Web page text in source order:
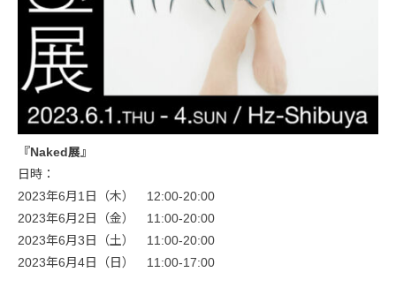
『Naked展』
日時：
2023年6月1日（木） 12:00-20:00
2023年6月2日（金） 11:00-20:00
2023年6月3日（土） 11:00-20:00
2023年6月4日（日） 11:00-17:00